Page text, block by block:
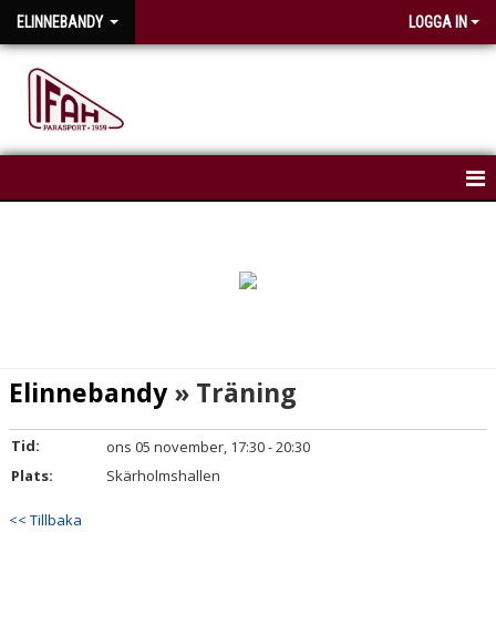
ELINNEBANDY LOGGA IN
Elinnebandy» Träning
Tid:
ons 05 november, 17:30 - 20:30
Plats:
Skärholmshallen
<< Tillbaka